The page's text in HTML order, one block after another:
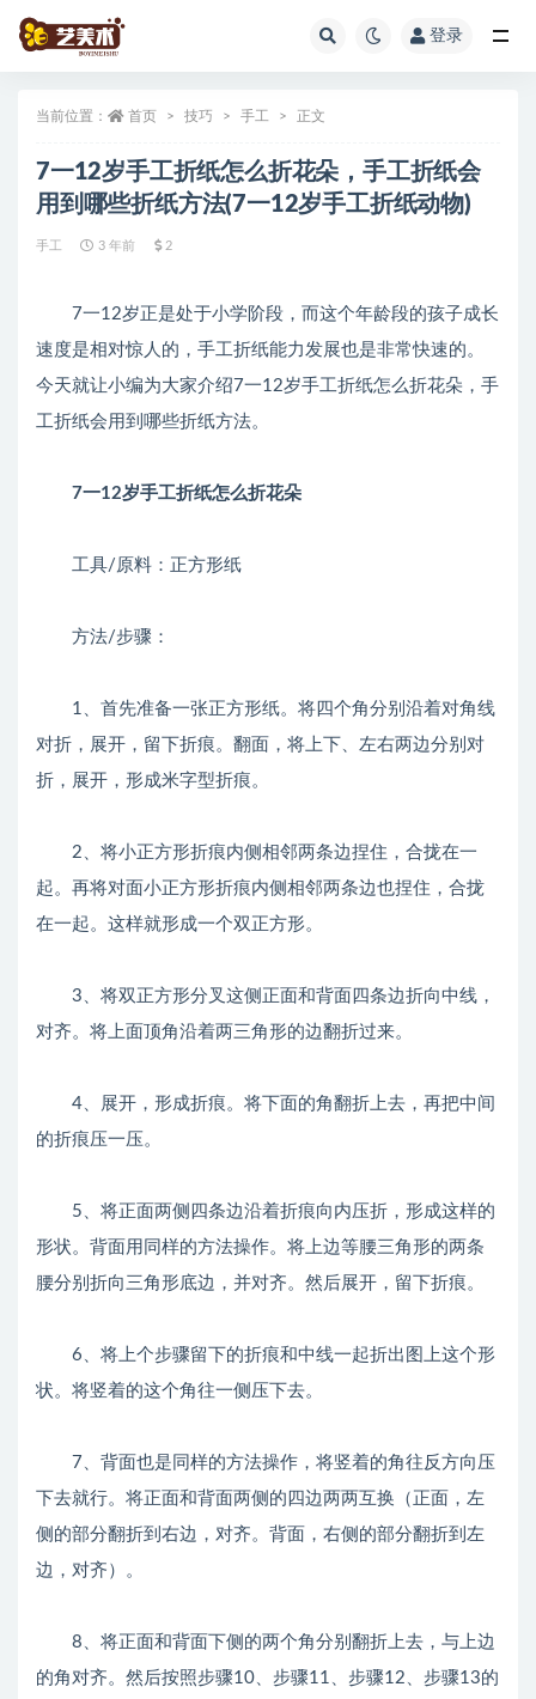
登录
当前位置： 首页 技巧 手工 正文
7一12岁手工折纸怎么折花朵，手工折纸会
用到哪些折纸方法(7一12岁手工折纸动物)
手工 3 年前 2
7一12岁正是处于小学阶段，而这个年龄段的孩子成长
速度是相对惊人的，手工折纸能力发展也是非常快速的。
今天就让小编为大家介绍7一12岁手工折纸怎么折花朵，手
工折纸会用到哪些折纸方法。
7一12岁手工折纸怎么折花朵
工具/原料：正方形纸
方法/步骤：
1、首先准备一张正方形纸。将四个角分别沿着对角线
对折，展开，留下折痕。翻面，将上下、左右两边分别对
折，展开，形成米字型折痕。
2、将小正方形折痕内侧相邻两条边捏住，合拢在一
起。再将对面小正方形折痕内侧相邻两条边也捏住，合拢
在一起。这样就形成一个双正方形。
3、将双正方形分叉这侧正面和背面四条边折向中线，
对齐。将上面顶角沿着两三角形的边翻折过来。
4、展开，形成折痕。将下面的角翻折上去，再把中间
的折痕压一压。
5、将正面两侧四条边沿着折痕向内压折，形成这样的
形状。背面用同样的方法操作。将上边等腰三角形的两条
腰分别折向三角形底边，并对齐。然后展开，留下折痕。
6、将上个步骤留下的折痕和中线一起折出图上这个形
状。将竖着的这个角往一侧压下去。
7、背面也是同样的方法操作，将竖着的角往反方向压
下去就行。将正面和背面两侧的四边两两互换（正面，左
侧的部分翻折到右边，对齐。背面，右侧的部分翻折到左
边，对齐）。
8、将正面和背面下侧的两个角分别翻折上去，与上边
的角对齐。然后按照步骤10、步骤11、步骤12、步骤13的